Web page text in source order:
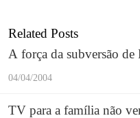
Related Posts
A força da subversão de
04/04/2004
TV para a família não